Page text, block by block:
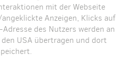
mit der Webseite
Anzeigen, Klicks auf
des Nutzers werden an
USA übertragen und dort